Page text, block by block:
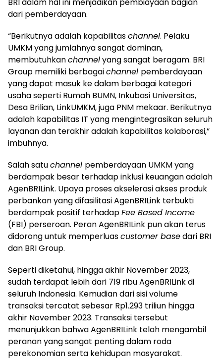
dari pemberdayaan.
“Berikutnya adalah kapabilitaschannel. Pelaku
UMKM yang jumlahnya sangat dominan,
membutuhkanchannelyang sangat beragam. BRI
Group memiliki berbagaichannel pemberdayaan
yang dapat masuk ke dalam berbagai kategori
usaha seperti Rumah BUMN, Inkubasi Universitas,
Desa Brilian, LinkUMKM, juga PNM mekaar. Berikutnya
adalah kapabilitas IT yang mengintegrasikan seluruh
layanan dan terakhir adalah kapabilitas kolaborasi,”
imbuhnya.
Salah satuchannel pemberdayaan UMKM yang
berdampak besar terhadap inklusi keuangan adalah
AgenBRILink. Upaya proses akselerasi akses produk
perbankan yang difasilitasi AgenBRILink terbukti
berdampak positif terhadapFee Based Income
(FBI) perseroan. Peran AgenBRILink pun akan terus
didorong untuk memperluascustomer basedari BRI
dan BRI Group.
Seperti diketahui, hingga akhir November 2023,
sudah terdapat lebih dari 719 ribu AgenBRILink di
seluruh Indonesia. Kemudian dari sisi volume
transaksi tercatat sebesar Rp1.293 triliun hingga
akhir November 2023. Transaksi tersebut
menunjukkan bahwa AgenBRILink telah mengambil
peranan yang sangat penting dalam roda
perekonomian serta kehidupan masyarakat.